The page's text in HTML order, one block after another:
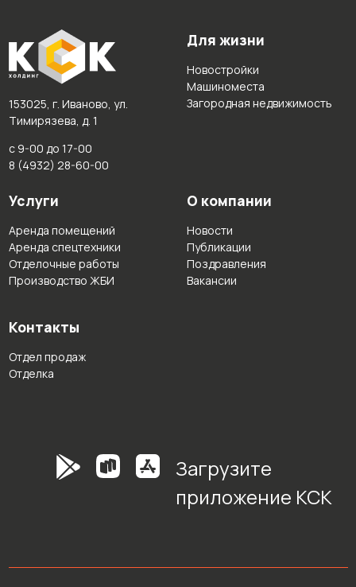
153025, г. Иваново, ул.
Тимирязева, д. 1
с 9-00 до 17-00
8 (4932) 28-60-00
Для жизни
Новостройки
Машиноместа
Загородная недвижимость
Услуги
Аренда помещений
Аренда спецтехники
Отделочные работы
Производство ЖБИ
О компании
Новости
Публикации
Поздравления
Вакансии
Контакты
Отдел продаж
Отделка
Загрузите
приложение КСК